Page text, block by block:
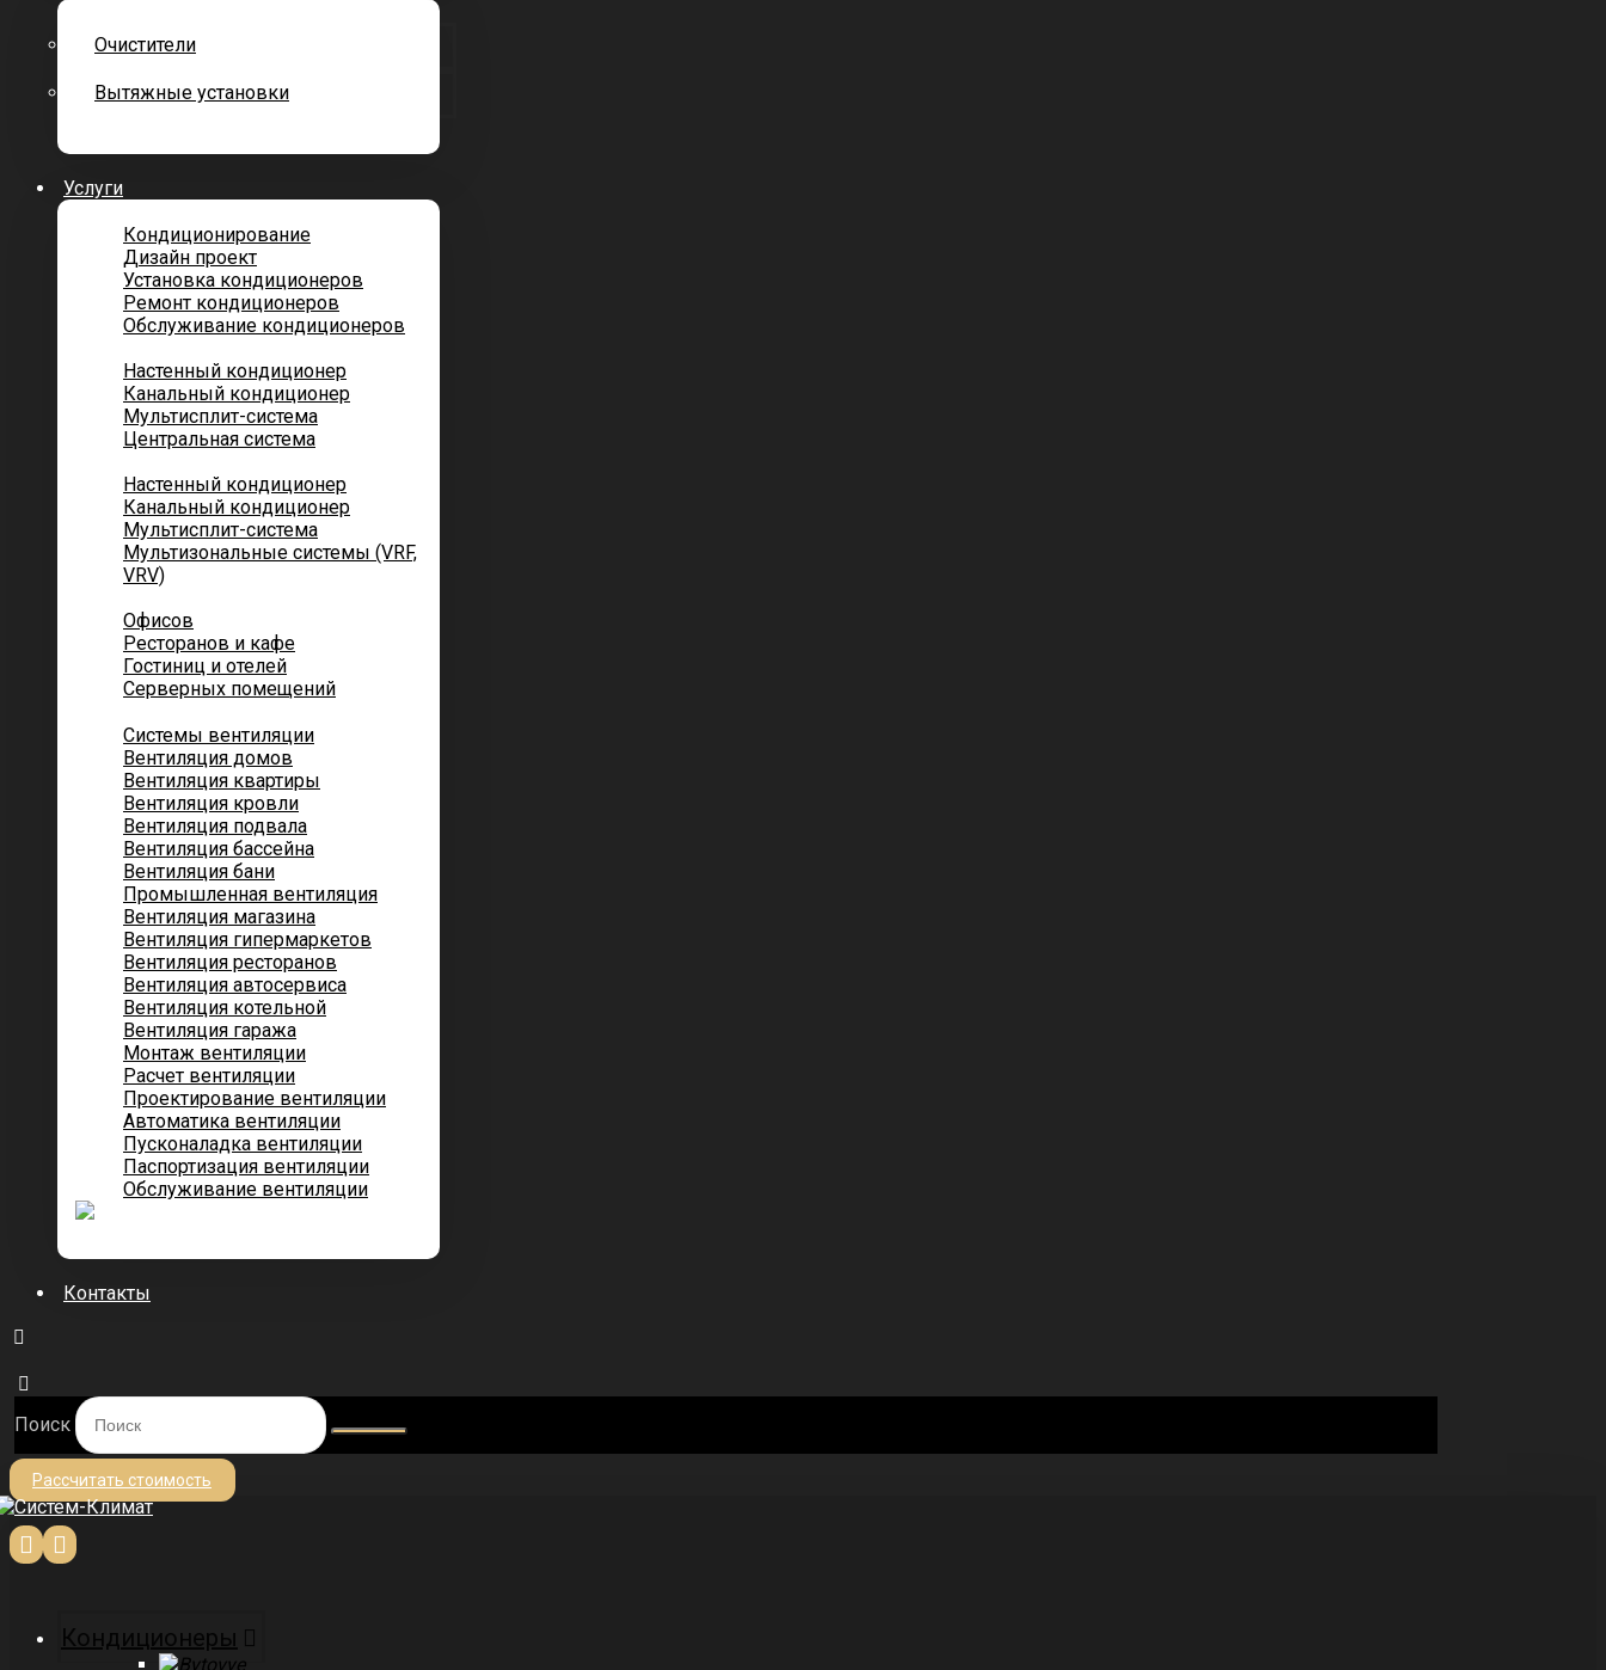
Очистители
Вытяжные установки
Услуги
Кондиционирование
Дизайн проект
Установка кондиционеров
Ремонт кондиционеров
Обслуживание кондиционеров
Настенный кондиционер
Канальный кондиционер
Мультисплит-система
Центральная система
Настенный кондиционер
Канальный кондиционер
Мультисплит-система
Мультизональные системы (VRF,
VRV)
Офисов
Ресторанов и кафе
Гостиниц и отелей
Серверных помещений
Системы вентиляции
Вентиляция домов
Вентиляция квартиры
Вентиляция кровли
Вентиляция подвала
Вентиляция бассейна
Вентиляция бани
Промышленная вентиляция
Вентиляция магазина
Вентиляция гипермаркетов
Вентиляция ресторанов
Вентиляция автосервиса
Вентиляция котельной
Вентиляция гаража
Монтаж вентиляции
Расчет вентиляции
Проектирование вентиляции
Автоматика вентиляции
Пусконаладка вентиляции
Паспортизация вентиляции
Обслуживание вентиляции
Контакты
Поиск
Рассчитать стоимость
Кондиционеры